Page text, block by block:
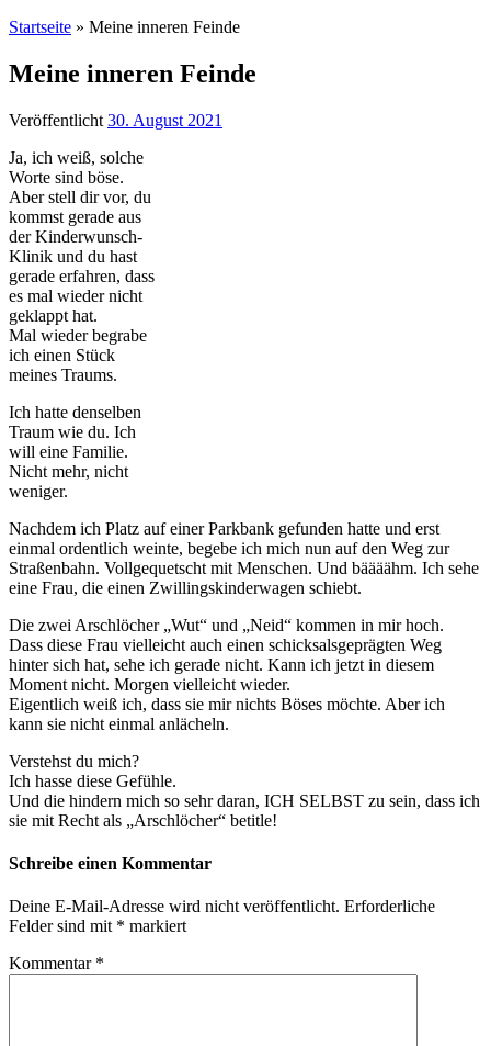
Startseite » Meine inneren Feinde
Meine inneren Feinde
Veröffentlicht 30. August 2021
Ja, ich weiß, solche
Worte sind böse.
Aber stell dir vor, du
kommst gerade aus
der Kinderwunsch-
Klinik und du hast
gerade erfahren, dass
es mal wieder nicht
geklappt hat.
Mal wieder begrabe
ich einen Stück
meines Traums.
Ich hatte denselben
Traum wie du. Ich
will eine Familie.
Nicht mehr, nicht
weniger.
Nachdem ich Platz auf einer Parkbank gefunden hatte und erst
einmal ordentlich weinte, begebe ich mich nun auf den Weg zur
Straßenbahn. Vollgequetscht mit Menschen. Und bäääähm. Ich sehe
eine Frau, die einen Zwillingskinderwagen schiebt.
Die zwei Arschlöcher „Wut“ und „Neid“ kommen in mir hoch.
Dass diese Frau vielleicht auch einen schicksalsgeprägten Weg
hinter sich hat, sehe ich gerade nicht. Kann ich jetzt in diesem
Moment nicht. Morgen vielleicht wieder.
Eigentlich weiß ich, dass sie mir nichts Böses möchte. Aber ich
kann sie nicht einmal anlächeln.
Verstehst du mich?
Ich hasse diese Gefühle.
Und die hindern mich so sehr daran, ICH SELBST zu sein, dass ich
sie mit Recht als „Arschlöcher“ betitle!
Schreibe einen Kommentar
Deine E-Mail-Adresse wird nicht veröffentlicht. Erforderliche
Felder sind mit * markiert
Kommentar *